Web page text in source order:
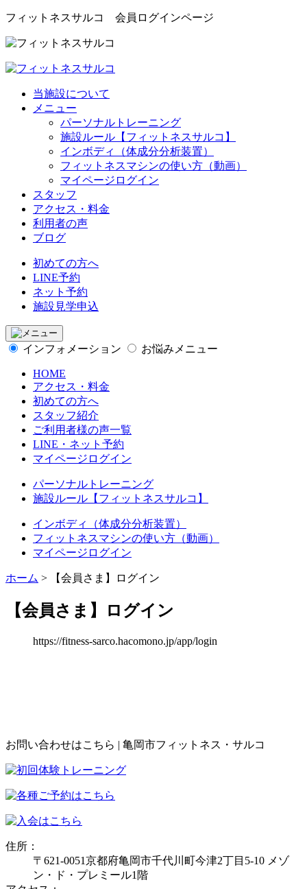
フィットネスサルコ 会員ログインページ
当施設について
メニュー
パーソナルトレーニング
施設ルール【フィットネスサルコ】
インボディ（体成分分析装置）
フィットネスマシンの使い方（動画）
マイページログイン
スタッフ
アクセス・料金
利用者の声
ブログ
初めての方へ
LINE予約
ネット予約
施設見学申込
インフォメーション お悩みメニュー
HOME
アクセス・料金
初めての方へ
スタッフ紹介
ご利用者様の声一覧
LINE・ネット予約
マイページログイン
パーソナルトレーニング
施設ルール【フィットネスサルコ】
インボディ（体成分分析装置）
フィットネスマシンの使い方（動画）
マイページログイン
ホーム > 【会員さま】ログイン
【会員さま】ログイン
https://fitness-sarco.hacomono.jp/app/login
お問い合わせはこちら | 亀岡市フィットネス・サルコ
住所：
〒621-0051京都府亀岡市千代川町今津2丁目5-10 メゾ
ン・ド・プレミール1階